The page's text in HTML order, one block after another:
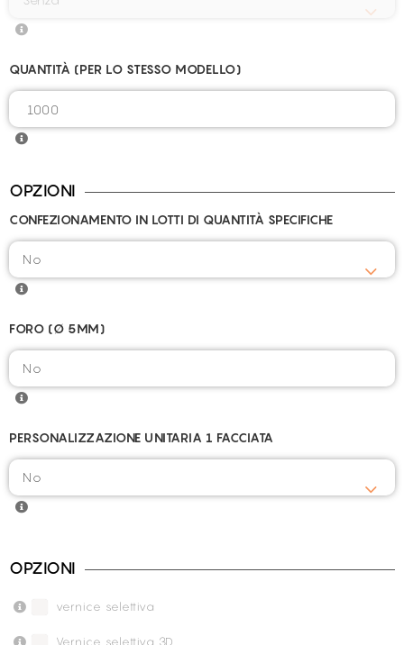
QUANTITÀ (PER LO STESSO MODELLO)
OPZIONI
CONFEZIONAMENTO IN LOTTI DI QUANTITÀ SPECIFICHE
FORO (Ø 5MM)
PERSONALIZZAZIONE UNITARIA 1 FACCIATA
OPZIONI
vernice selettiva
Vernice selettiva 3D